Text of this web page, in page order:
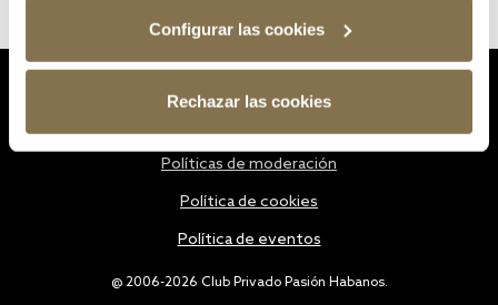
Configurar las cookies
Rechazar las cookies
@ 2006-2026 Club Privado Pasión Habanos.
Políticas de moderación
Política de cookies
Política de eventos